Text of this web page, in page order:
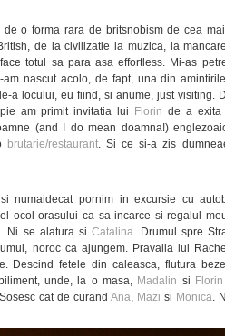
de o forma rara de britsnobism de cea
de la civilizatie la muzica, la
totul sa para asa effortless. Mi-as
nascut acolo, de fapt, una din
a locului, eu fiind, si anume, just visiting.
am primit invitatia lui Florin de a exita
(and I do mean doamna!)
brutarie/restaurant . Si ce si-a zis
numaidecat pornim in excursie cu
ocol orasului ca sa incarce si regalul
Ni se alatura si Catalina . Drumul spre
noroc ca ajungem. Pravalia lui
Descind fetele din caleasca, flutura
unde, la o masa, Madalin si Florin
cat de curand Ana Mazi si Monica .